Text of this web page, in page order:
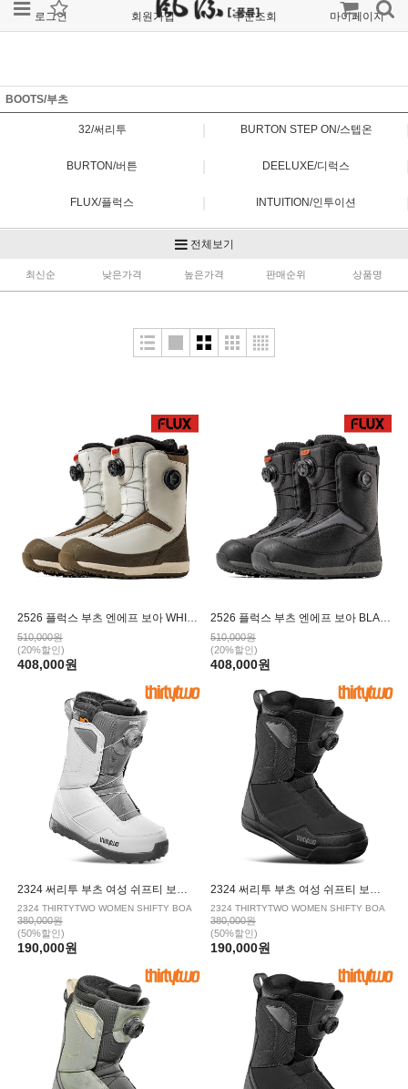
로그인 회원가입 주문조회 마이페이지
BOOTS/부츠
32/써리투 BURTON STEP ON/스텝온
BURTON/버튼 DEELUXE/디럭스
FLUX/플럭스 INTUITION/인투이션
|
NORTHWAVE/노스웨이브 | POWERRIDE/파워라이드
|
전체보기
최신순 낮은가격 높은가격 판매순위 상품명
2526 플럭스 부츠 엔에프 보아 WHITE
510,000원
(20%할인)
408,000원
2526 플럭스 부츠 엔에프 보아 BLACK
510,000원
(20%할인)
408,000원
2324 써리투 부츠 여성 쉬프티 보아 WHITE/GREY
2324 THIRTYTWO WOMEN SHIFTY BOA
380,000원
(50%할인)
190,000원
2324 써리투 부츠 여성 쉬프티 보아 BLACK
2324 THIRTYTWO WOMEN SHIFTY BOA
380,000원
(50%할인)
190,000원